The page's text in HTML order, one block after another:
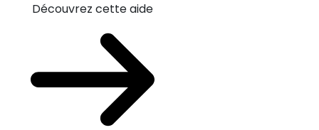
Découvrez cette aide